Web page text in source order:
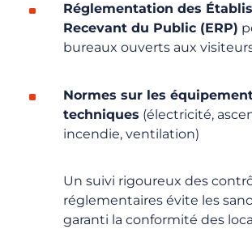
Réglementation des
Recevant du Public (ERP)
bureaux ouverts aux
Normes sur les
techniques (électricité,
incendie, ventilation)
Un suivi rigoureux des
réglementaires évite les
garanti la conformité des